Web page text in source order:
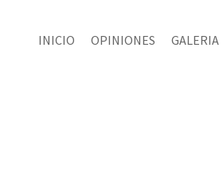
INICIO OPINIONES GALERIA